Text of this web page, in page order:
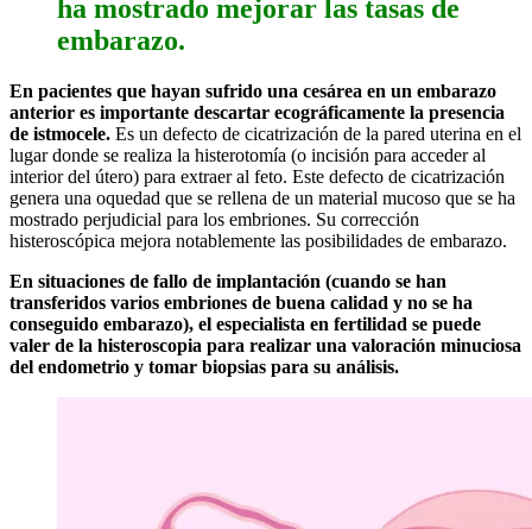
ha mostrado mejorar las tasas de
embarazo.
En pacientes que hayan sufrido una cesárea en un embarazo
anterior es importante descartar ecográficamente la presencia
de istmocele. Es un defecto de cicatrización de la pared uterina en el
lugar donde se realiza la histerotomía (o incisión para acceder al
interior del útero) para extraer al feto. Este defecto de cicatrización
genera una oquedad que se rellena de un material mucoso que se ha
mostrado perjudicial para los embriones. Su corrección
histeroscópica mejora notablemente las posibilidades de embarazo.
En situaciones de fallo de implantación (cuando se han
transferidos varios embriones de buena calidad y no se ha
conseguido embarazo), el especialista en fertilidad se puede
valer de la histeroscopia para realizar una valoración minuciosa
del endometrio y tomar biopsias para su análisis.